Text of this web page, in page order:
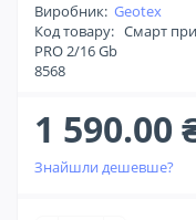
Виробник: Geotex
Код товару: Смарт
PRO 2/16 Gb
8568
1 590.00
Знайшли дешевше?